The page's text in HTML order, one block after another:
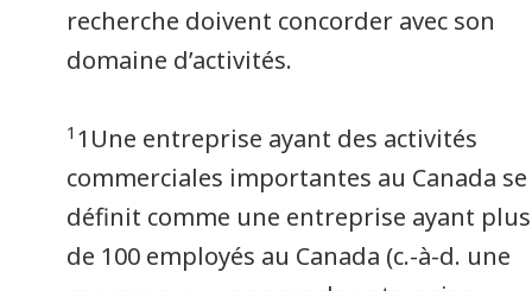
recherche doivent concorder avec son
domaine d’activités.
1 1Une entreprise ayant des activités
commerciales importantes au Canada se
définit comme une entreprise ayant plus
de 100 employés au Canada (c.-à-d. une